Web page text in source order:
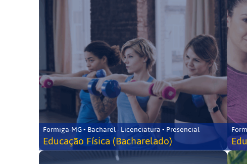
Formiga-MG • Bacharel - Licenciatura • Presencial
Educação Física (Bacharelado)